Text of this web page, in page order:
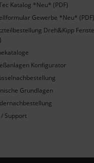
Katalog *Neu* (PDF)
Gewerbe *Neu* (PDF)
Dreh&Kipp
Konfigurator
Grundlagen
Support